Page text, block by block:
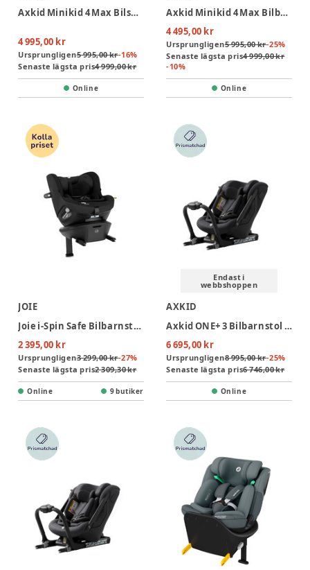
Axkid Minikid 4 Max Bilsbarnstol - Driftwood Beige
4 995,00 kr
Ursprungligen5 995,00 kr-16%
Senaste lägsta pris4 999,00 kr
Online
Axkid Minikid 4 Max Bilbarnstol - Forest Moss Green
4 495,00 kr
Ursprungligen5 995,00 kr-25%
Senaste lägsta pris4 999,00 kr
-10%
Online
JOIE
Joie i-Spin Safe Bilbarnstol - Shale
2 395,00 kr
Ursprungligen3 299,00 kr-27%
Senaste lägsta pris2 309,30 kr
Online 9 butiker
Endast i
webbshoppen
AXKID
Axkid ONE+ 3 Bilbarnstol - Coastal Storm Black
6 695,00 kr
Ursprungligen8 995,00 kr-25%
Senaste lägsta pris6 746,00 kr
Online